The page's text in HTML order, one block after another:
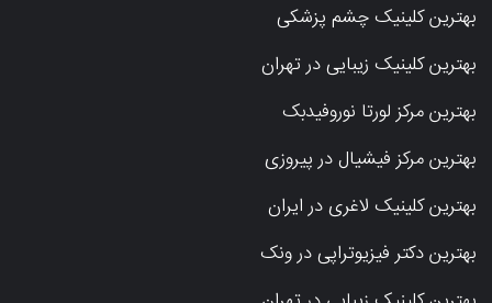
بهترین کلینیک چشم پزشکی
بهترین کلینیک زیبایی در تهران
بهترین مرکز لورتا نوروفیدبک
بهترین مرکز فیشیال در پیروزی
بهترین کلینیک لاغری در ایران
بهترین دکتر فیزیوتراپی در ونک